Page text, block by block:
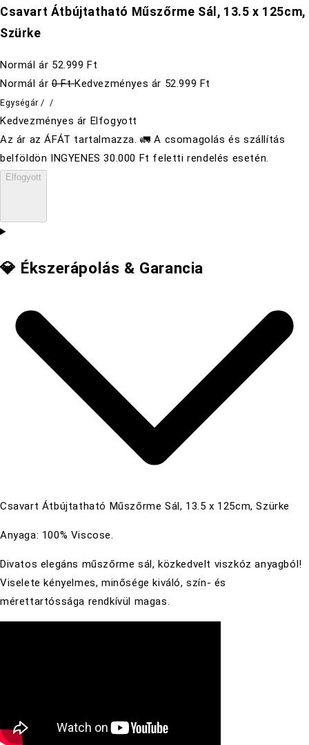
Csavart Átbújtatható Műszőrme Sál, 13.5 x 125cm,
Szürke
Normál ár 52.999 Ft
Normál ár 0 FtKedvezményes ár 52.999 Ft
Egységár / /
Kedvezményes ár Elfogyott
Az ár az ÁFÁT tartalmazza. 🚛 A csomagolás és szállítás
belföldön INGYENES 30.000 Ft feletti rendelés esetén.
Elfogyott
💎 Ékszerápolás & Garancia
Csavart Átbújtatható Műszőrme Sál, 13.5 x 125cm, Szürke
Anyaga: 100% Viscose.
Divatos elegáns műszőrme sál, közkedvelt viszkóz anyagból!
Viselete kényelmes, minősége kiváló, szín- és
mérettartóssága rendkívül magas.